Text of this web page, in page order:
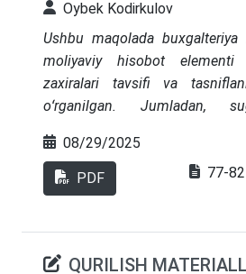
ilmiy jihatdan tahlil qilingan.
amaliyotini rivojlantirishga
amaliy tavsiyalar ishlab
Oybek Kodirkulov
Ushbu maqolada
moliyaviy hisobot elementi
zaxiralari tavsifi va
oʻrganilgan. Jumladan,
chiqilgan hamda ulardan
boʻyicha tasniflab
shakllantirilgan.
08/29/2025
PDF 77-82
QURILISH